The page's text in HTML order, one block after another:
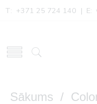
T: +371 25 724 140 | E:
Sākums /